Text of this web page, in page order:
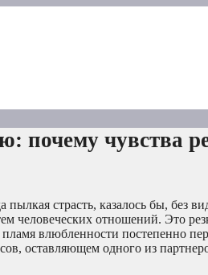
почему чувства
пылкая страсть, казалось бы, без
человеческих отношений. Это
влюбленности постепенно
оставляющем одного из